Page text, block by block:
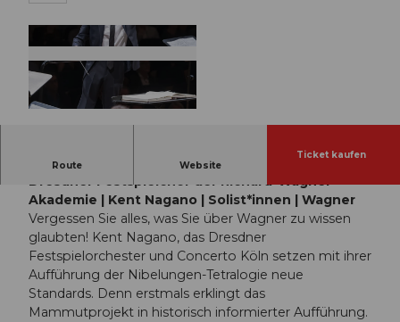
Route Website
Ticket kaufen
Dresdner Festspielorchester | Concerto Köln |
Dresdner Festspielchor der Richard-Wagner-
Akademie | Kent Nagano | Solist*innen | Wagner
Vergessen Sie alles, was Sie über Wagner zu wissen
glaubten! Kent Nagano, das Dresdner
Festspielorchester und Concerto Köln setzen mit ihrer
Aufführung der Nibelungen-Tetralogie neue
Standards. Denn erstmals erklingt das
Mammutprojekt in historisch informierter Aufführung.